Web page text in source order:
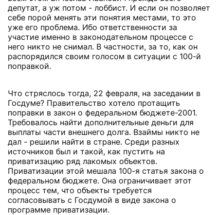
депутат, а уж потом - лоббист. И если он позволяет
себе порой менять эти понятия местами, то это
уже его проблема. Ибо ответственности за
участие именно в законодательном процессе с
него никто не снимал. В частности, за то, как он
распорядился своим голосом в ситуации с 100-й
поправкой.
Что стряслось тогда, 22 февраля, на заседании в
Госдуме? Правительство хотело протащить
поправки в закон о федеральном бюджете-2001.
Требовалось найти дополнительные деньги для
выплаты части внешнего долга. Взаймы никто не
дал - решили найти в стране. Среди разных
источников был и такой, как пустить на
приватизацию ряд лакомых объектов.
Приватизации этой мешала 100-я статья закона о
федеральном бюджете. Она ограничивает этот
процесс тем, что объекты требуется
согласовывать с Госдумой в виде закона о
программе приватизации.